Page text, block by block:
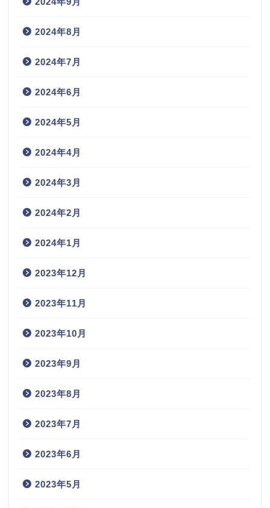
2024年8月
2024年7月
2024年6月
2024年5月
2024年4月
2024年3月
2024年2月
2024年1月
2023年12月
2023年11月
2023年10月
2023年9月
2023年8月
2023年7月
2023年6月
2023年5月